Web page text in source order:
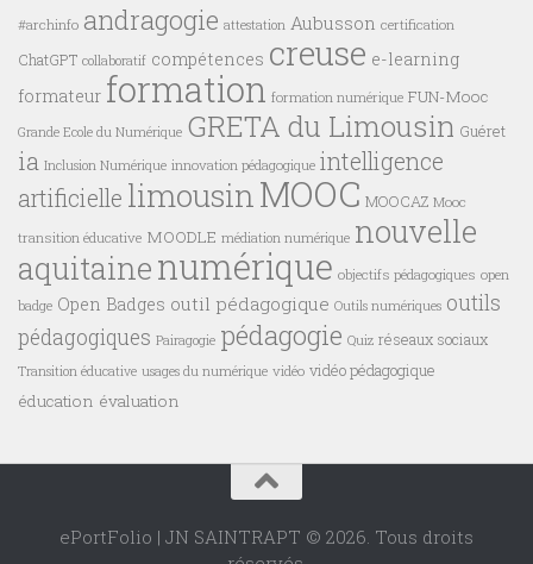
#archinfo andragogie attestation Aubusson certification
ChatGPT collaboratif compétences creuse e-learning
formateur formation formation numérique FUN-Mooc
Grande Ecole du Numérique GRETA du Limousin Guéret
ia Inclusion Numérique innovation pédagogique intelligence
artificielle limousinMOOC MOOCAZ Mooc
transition éducative MOODLE médiation numérique nouvelle
aquitainenumérique objectifs pédagogiques open
badge Open Badges outil pédagogique Outils numériques outils
pédagogiques Pairagogie pédagogie Quiz réseaux sociaux
Transition éducative usages du numérique vidéo vidéo pédagogique
éducation évaluation
ePortFolio | JN SAINTRAPT © 2026. Tous droits